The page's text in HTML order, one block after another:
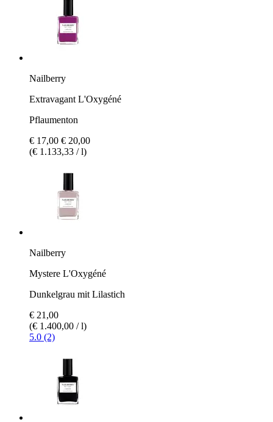
Nailberry
Extravagant L'Oxygéné
Pflaumenton
€ 17,00 € 20,00
(€ 1.133,33 / l)
Nailberry
Mystere L'Oxygéné
Dunkelgrau mit Lilastich
€ 21,00
(€ 1.400,00 / l)
5.0 (2)